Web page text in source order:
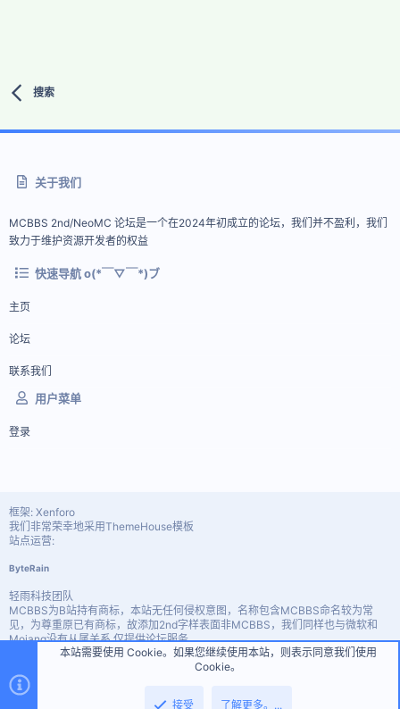
搜索
关于我们
MCBBS 2nd/NeoMC 论坛是一个在2024年初成立的论坛，我们并不盈利，我们
致力于维护资源开发者的权益
快速导航 o(*￣▽￣*)ブ
主页
论坛
联系我们
用户菜单
登录
联系我们 条款和规则 隐私政策
框架: Xenforo
我们非常荣幸地采用ThemeHouse模板
站点运营:
ByteRain
轻雨科技团队
MCBBS为B站持有商标，本站无任何侵权意图，名称包含MCBBS命名较为常
见，为尊重原已有商标，故添加2nd字样表面非MCBBS，我们同样也与微软和
Mojang没有从属关系 仅提供论坛服务。
Custom PHP Pages by vbresults.com
时间 0.0756s
本站需要使用 Cookie。如果您继续使用本站，则表示同意我们使用
Cookie。
接受 了解更多。...